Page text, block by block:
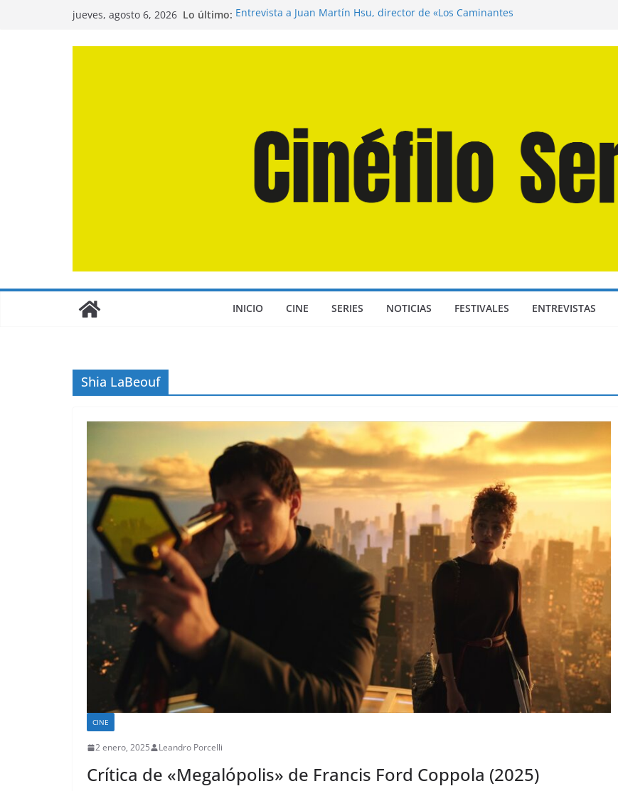
jueves, agosto 6, 2026 Lo último: Entrevista a Juan Martín Hsu, director de «Los Caminantes
INICIO CINE SERIES NOTICIAS FESTIVALES ENTREVISTAS
Shia LaBeouf
CINE
2 enero, 2025 Leandro Porcelli
Crítica de «Megalópolis» de Francis Ford Coppola (2025)